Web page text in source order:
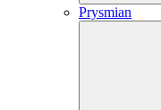
Prysmian